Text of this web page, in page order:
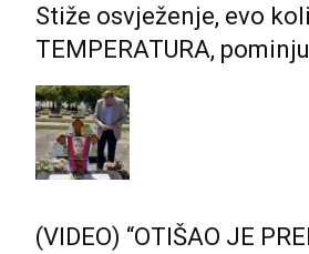
Stiže osvježenje, evo
TEMPERATURA,
(VIDEO) “OTIŠAO JE